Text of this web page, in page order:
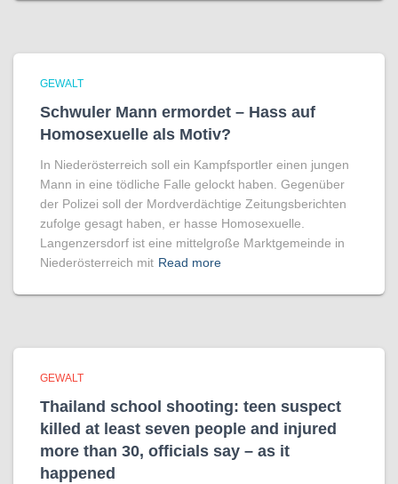
GEWALT
Schwuler Mann ermordet – Hass auf
Homo­sexuelle als Motiv?
In Niederösterreich soll ein Kampfsportler einen jungen
Mann in eine tödliche Falle gelockt haben. Gegenüber
der Polizei soll der Mordverdächtige Zeitungsberichten
zufolge gesagt haben, er hasse Homosexuelle.
Langenzersdorf ist eine mittelgroße Marktgemeinde in
Niederösterreich mit Read more
GEWALT
Thailand school shooting: teen suspect
killed at least seven people and injured
more than 30, officials say – as it
happened